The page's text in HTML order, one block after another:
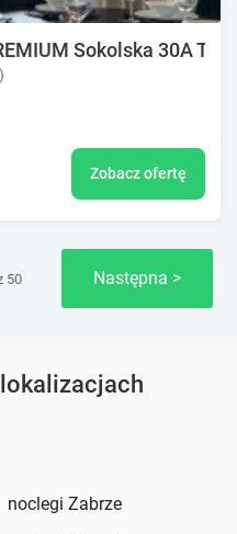
Sokolska 30A
Zobacz ofertę
50 Następna
noclegi Zabrze